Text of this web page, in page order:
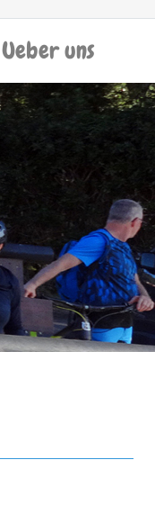
Ueber uns